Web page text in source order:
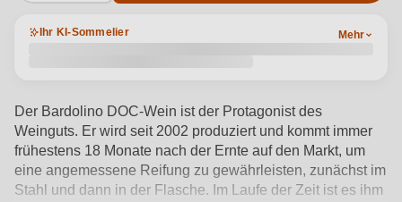
Ihr KI-Sommelier Mehr
Der Bardolino DOC-Wein ist der Protagonist des
Weinguts. Er wird seit 2002 produziert und kommt immer
frühestens 18 Monate nach der Ernte auf den Markt, um
eine angemessene Reifung zu gewährleisten, zunächst im
Stahl und dann in der Flasche. Im Laufe der Zeit ist es ihm